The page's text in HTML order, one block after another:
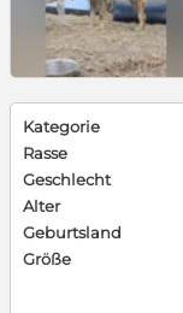
Kategorie
Rasse
Geschlecht
Alter
Geburtsland
Größe